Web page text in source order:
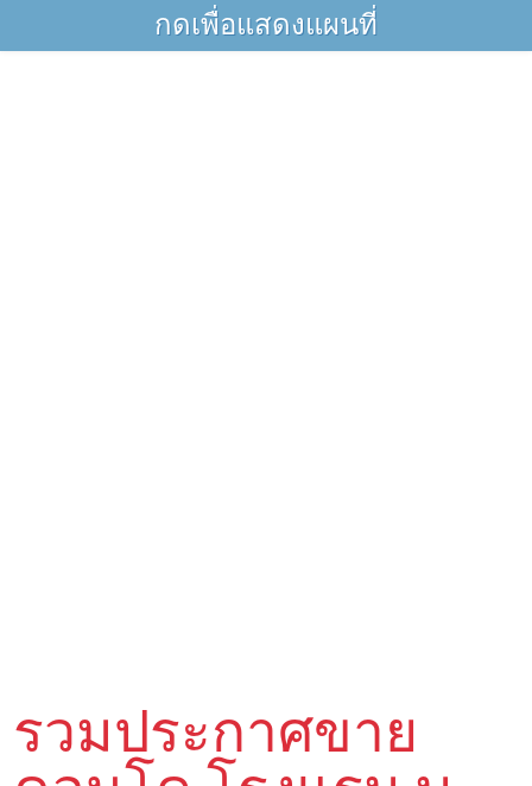
กดเพื่อแสดงแผนที่
รวมประกาศขาย